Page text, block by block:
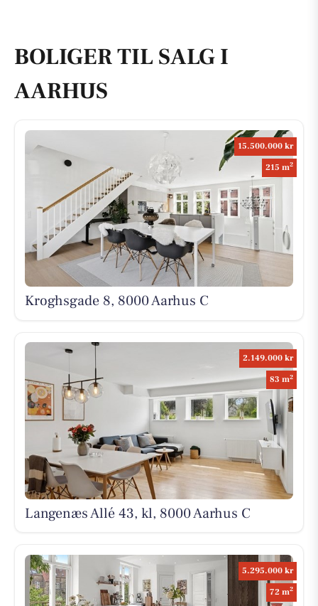
BOLIGER TIL SALG I
AARHUS
15.500.000 kr
215 m2
Kroghsgade 8, 8000 Aarhus C
2.149.000 kr
83 m2
Langenæs Allé 43, kl, 8000 Aarhus C
5.295.000 kr
72 m2